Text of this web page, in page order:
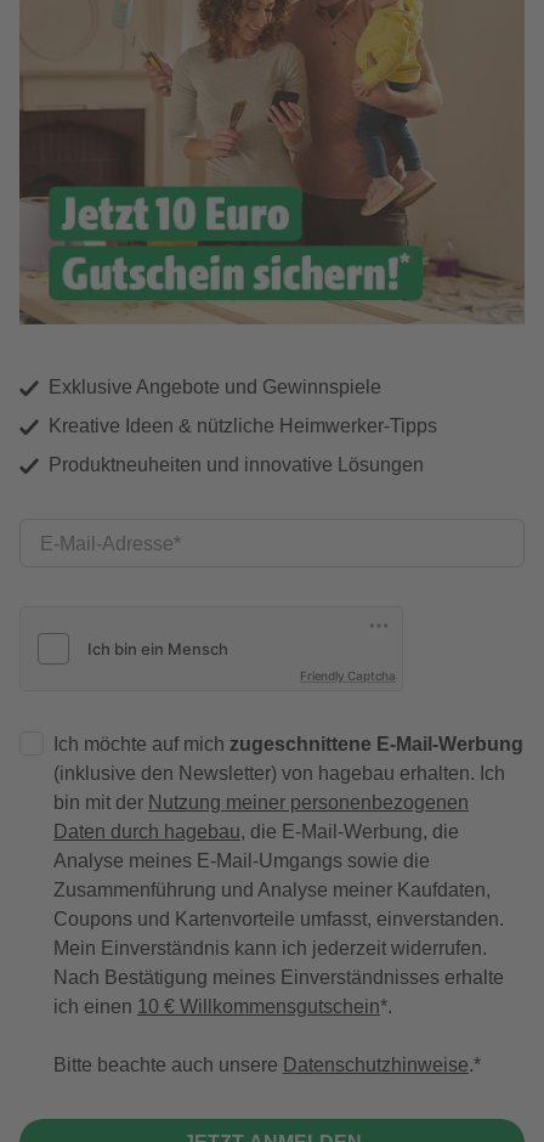
Exklusive Angebote und Gewinnspiele
Kreative Ideen & nützliche Heimwerker-Tipps
Produktneuheiten und innovative Lösungen
E-Mail-Adresse
Friendly Captcha
Ich möchte auf mich zugeschnittene E-Mail-Werbung
(inklusive den Newsletter) von hagebau erhalten. Ich
bin mit der Nutzung meiner personenbezogenen
Daten durch hagebau, die E-Mail-Werbung, die
Analyse meines E-Mail-Umgangs sowie die
Zusammenführung und Analyse meiner Kaufdaten,
Coupons und Kartenvorteile umfasst, einverstanden.
Mein Einverständnis kann ich jederzeit widerrufen.
Nach Bestätigung meines Einverständnisses erhalte
ich einen 10 € Willkommensgutschein*.
Bitte beachte auch unsere Datenschutzhinweise.